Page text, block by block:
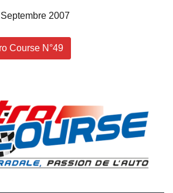
2007
Course N°49